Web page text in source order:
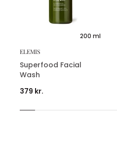
200 ml
ELEMIS
Superfood Facial
Wash
379 kr.